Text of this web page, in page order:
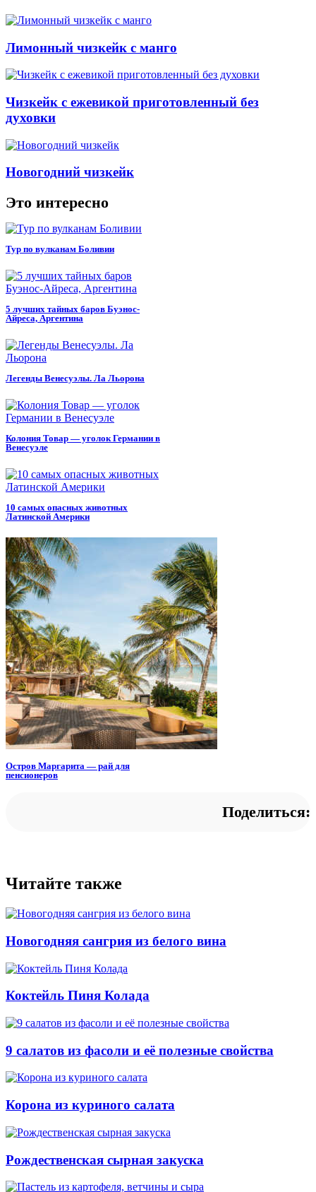
Лимонный чизкейк с манго
Чизкейк с ежевикой приготовленный без
духовки
Новогодний чизкейк
Это интересно
Тур по вулканам Боливии
5 лучших тайных баров Буэнос-
Айреса, Аргентина
Легенды Венесуэлы. Ла Льорона
Колония Товар — уголок Германии в
Венесуэле
10 самых опасных животных
Латинской Америки
Остров Маргарита — рай для
пенсионеров
Поделиться:
Читайте также
Новогодняя сангрия из белого вина
Коктейль Пиня Колада
9 салатов из фасоли и её полезные свойства
Корона из куриного салата
Рождественская сырная закуска